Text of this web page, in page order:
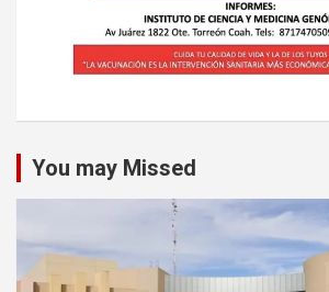
You may Missed